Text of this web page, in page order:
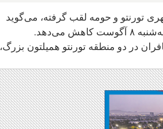
تورنتو و حومه لقب گرفته، می‌گوید
می‌دهد.
در دو منطقه تورنتو همیلتون بزرگ،